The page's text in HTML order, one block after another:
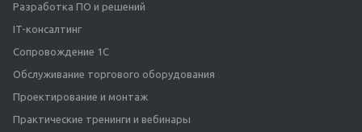
Разработка ПО и решений
IT-консалтинг
Сопровождение 1С
Обслуживание торгового оборудования
Проектирование и монтаж
Практические тренинги и вебинары